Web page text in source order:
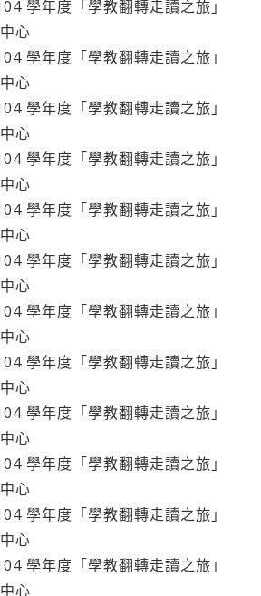
學年度「學教翻轉走讀之旅」
心
學年度「學教翻轉走讀之旅」
心
學年度「學教翻轉走讀之旅」
心
學年度「學教翻轉走讀之旅」
心
學年度「學教翻轉走讀之旅」
心
學年度「學教翻轉走讀之旅」
心
學年度「學教翻轉走讀之旅」
心
學年度「學教翻轉走讀之旅」
心
學年度「學教翻轉走讀之旅」
心
學年度「學教翻轉走讀之旅」
心
學年度「學教翻轉走讀之旅」
心
學年度「學教翻轉走讀之旅」
心